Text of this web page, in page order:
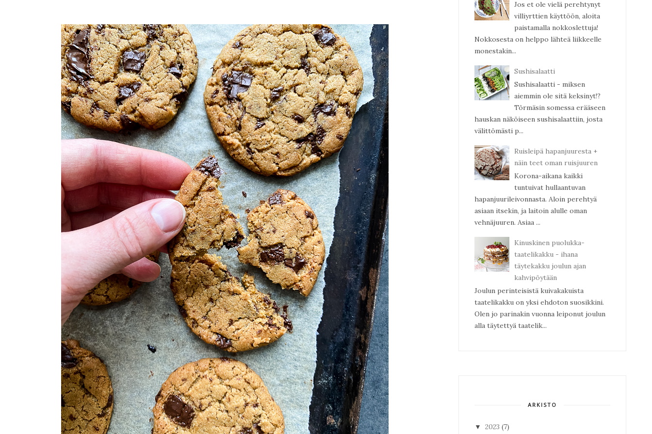
Jos et ole vielä perehtynyt
villiyrttien käyttöön, aloita
paistamalla nokkoslettuja!
Nokkosesta on helppo lähteä liikkeelle
monestakin...
Sushisalaatti
Sushisalaatti - miksen
aiemmin ole sitä keksinyt!?
Törmäsin somessa erääseen
hauskan näköiseen sushisalaattiin, josta
välittömästi p...
Ruisleipä hapanjuuresta +
näin teet oman ruisjuuren
Korona-aikana kaikki
tuntuivat hullaantuvan
hapanjuurileivonnasta. Aloin perehtyä
asiaan itsekin, ja laitoin alulle oman
vehnäjuuren. Asiaa ...
Kinuskinen puolukka-
taatelikakku - ihana
täytekakku joulun ajan
kahvipöytään
Joulun perinteisistä kuivakakuista
taatelikakku on yksi ehdoton suosikkini.
Olen jo parinakin vuonna leiponut joulun
alla täytettyä taatelik...
ARKISTO
▼ 2023 (7)